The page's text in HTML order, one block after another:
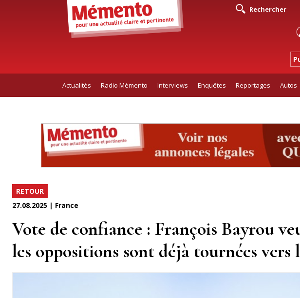
Rechercher
Actualités Radio Mémento Interviews Enquêtes Reportages Autos
RETOUR
27.08.2025 | France
Vote de confiance : François Bayrou
les oppositions sont déjà tournées vers